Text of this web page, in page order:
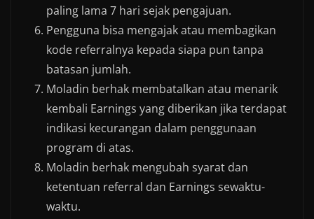
paling lama 7 hari sejak pengajuan.
Pengguna bisa mengajak atau membagikan
kode referralnya kepada siapa pun tanpa
batasan jumlah.
Moladin berhak membatalkan atau menarik
kembali Earnings yang diberikan jika terdapat
indikasi kecurangan dalam penggunaan
program di atas.
Moladin berhak mengubah syarat dan
ketentuan referral dan Earnings sewaktu-
waktu.